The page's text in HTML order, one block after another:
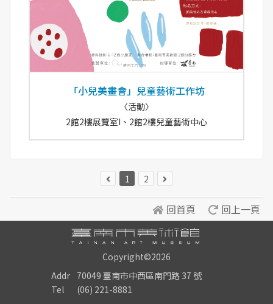
「小兒美畫會」兒童藝術工作坊
〈活動〉
2館2樓展覽室I、2館2樓兒童藝術中心
1 2
回首頁 回上一頁
Copyright©2026
Addr 70049 臺南市中西區南門路 37 號
Tel
(06) 221-8881